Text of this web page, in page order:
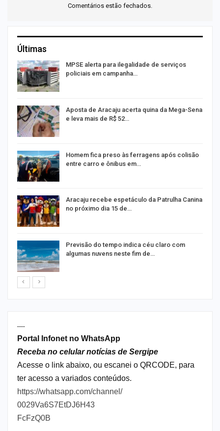
Comentários estão fechados.
Últimas
MPSE alerta para ilegalidade de serviços
policiais em campanha…
Aposta de Aracaju acerta quina da Mega-Sena
e leva mais de R$ 52…
Homem fica preso às ferragens após colisão
entre carro e ônibus em…
Aracaju recebe espetáculo da Patrulha Canina
no próximo dia 15 de…
Previsão do tempo indica céu claro com
algumas nuvens neste fim de…
----
Portal Infonet no WhatsApp
Receba no celular notícias de Sergipe
Acesse o link abaixo, ou escanei o QRCODE, para
ter acesso a variados conteúdos.
https://whatsapp.com/channel/
0029Va6S7EtDJ6H43
FcFzQ0B